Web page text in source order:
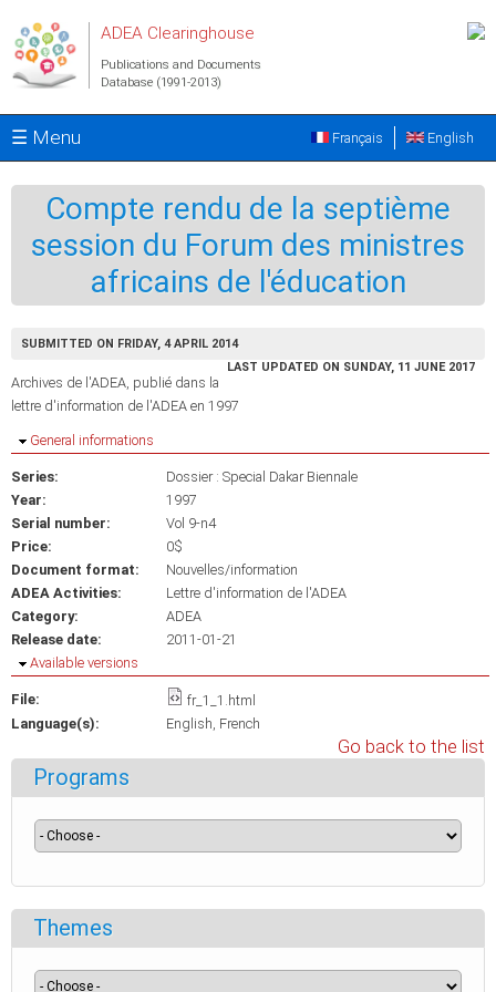
ADEA Clearinghouse
Publications and Documents
Database (1991-2013)
☰ Menu English
Français
Compte rendu de la septième
session du Forum des ministres
africains de l'éducation
SUBMITTED ON FRIDAY, 4 APRIL 2014
LAST UPDATED ON SUNDAY, 11 JUNE 2017
Archives de l'ADEA, publié dans la
lettre d'information de l'ADEA en 1997
Hide
General informations
Series:
Dossier : Special Dakar Biennale
Year:
1997
Serial number:
Vol 9-n4
Price:
0$
Document format:
Nouvelles/information
ADEA Activities:
Lettre d'information de l'ADEA
Category:
ADEA
Release date:
2011-01-21
Hide
Available versions
File:
fr_1_1.html
Language(s):
English French
Go back to the list
Programs
Themes